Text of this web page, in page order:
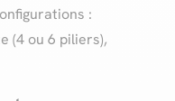
:
(4 ou 6 piliers),